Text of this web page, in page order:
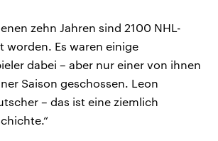
zehn Jahren sind 2100 NHL-
worden. Es waren einige
dabei – aber nur einer von ihnen
Saison geschossen. Leon
– das ist eine ziemlich